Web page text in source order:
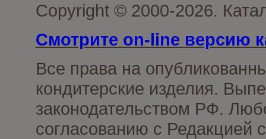
Copyright © 2000-2026.
Смотрите on-line версию
Все права на
кондитерские изделия.
законодательством РФ.
согласованию с Редакцией